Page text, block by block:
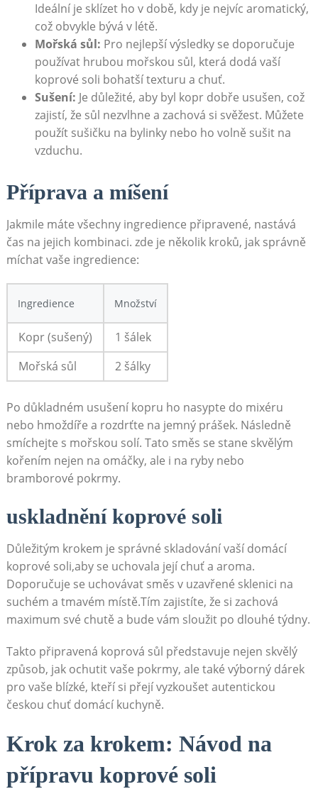
Ideální je sklízet ⁣ho v době, kdy ⁤je nejvíc aromatický,
což obvykle bývá⁢ v létě.
Mořská ⁤sůl: Pro nejlepší​ výsledky se doporučuje
⁢používat ​hrubou ‍mořskou sůl, která​ dodá vaší
koprové soli bohatší texturu a chuť.
Sušení: Je‌ důležité, aby byl kopr dobře usušen,​ což
zajistí, že⁣ sůl⁢ nezvlhne a zachová si svěžest. Můžete
použít sušičku ​na bylinky nebo ho volně sušit na​
vzduchu.
Příprava a‍ míšení
Jakmile máte všechny ingredience​ připravené, nastává
čas ‍na jejich kombinaci. zde⁢ je několik kroků, ⁣jak⁤ správně
míchat vaše ingredience:
Ingredience Množství
Kopr (sušený)
1 šálek
Mořská⁣ sůl
2 šálky
Po⁤ důkladném usušení kopru ​ho ⁣nasypte do⁢ mixéru
nebo hmoždíře a rozdrťte na jemný prášek.⁤ Následně
smíchejte s mořskou ⁤solí. Tato směs se stane skvělým
kořením nejen⁣ na omáčky, ‍ale i na ryby​ nebo
bramborové pokrmy.
uskladnění koprové soli
Důležitým krokem je správné skladování vaší domácí
koprové soli,aby se uchovala ​její‌ chuť a aroma.
Doporučuje se uchovávat směs v uzavřené sklenici na‍
suchém a‍ tmavém místě.Tím zajistíte, že si zachová
maximum své chutě a bude vám sloužit po dlouhé ​týdny.
Takto připravená koprová sůl představuje ‌nejen skvělý
způsob, jak ochutit vaše pokrmy, ⁢ale také výborný dárek
⁣pro ‍vaše blízké, kteří ⁤si přejí ​vyzkoušet ⁣autentickou
českou chuť domácí kuchyně.
Krok za​ krokem: Návod‍ na
přípravu‌ koprové soli